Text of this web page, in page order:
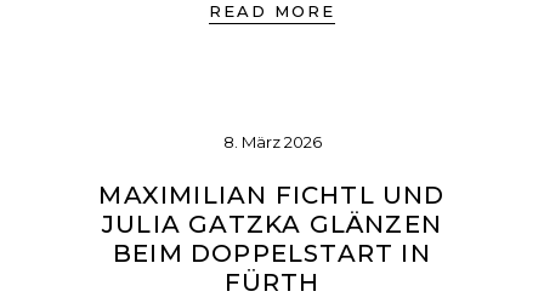
READ MORE
8. März 2026
MAXIMILIAN FICHTL UND
JULIA GATZKA GLÄNZEN
BEIM DOPPELSTART IN
FÜRTH